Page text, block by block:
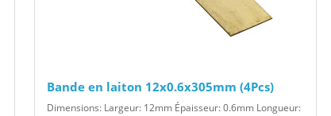
Bande en laiton 12x0.6x305mm (4Pcs)
Dimensions: Largeur: 12mm Épaisseur: 0.6mm Longueur: